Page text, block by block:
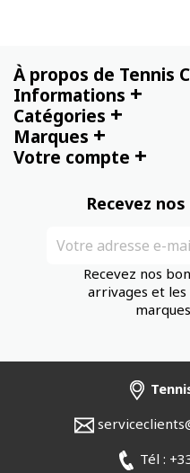
À propos de Tennis
Informations +
Catégories +
Marques +
Votre compte +
Recevez
Recevez nos
arrivages et
Tél :